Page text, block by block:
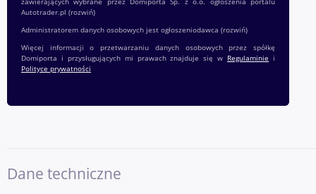
Autotrader.pl (rozwiń)
Administratorem danych osobowych jest ogłoszeniodawca (rozwiń)
Więcej informacji o przetwarzaniu danych osobowych przez spółkę
Domiporta i przysługujących mi prawach znajduje się w Regulaminie i
Polityce prywatności
Dane techniczne